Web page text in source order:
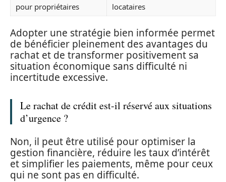
pour propriétaires
locataires
Adopter une stratégie bien informée permet
de bénéficier pleinement des avantages du
rachat et de transformer positivement sa
situation économique sans difficulté ni
incertitude excessive.
Le rachat de crédit est-il réservé aux situations
d’urgence ?
Non, il peut être utilisé pour optimiser la
gestion financière, réduire les taux d’intérêt
et simplifier les paiements, même pour ceux
qui ne sont pas en difficulté.